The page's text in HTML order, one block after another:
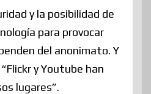
y la posibilidad de
para provocar
del anonimato. Y
y Youtube han
lugares”.